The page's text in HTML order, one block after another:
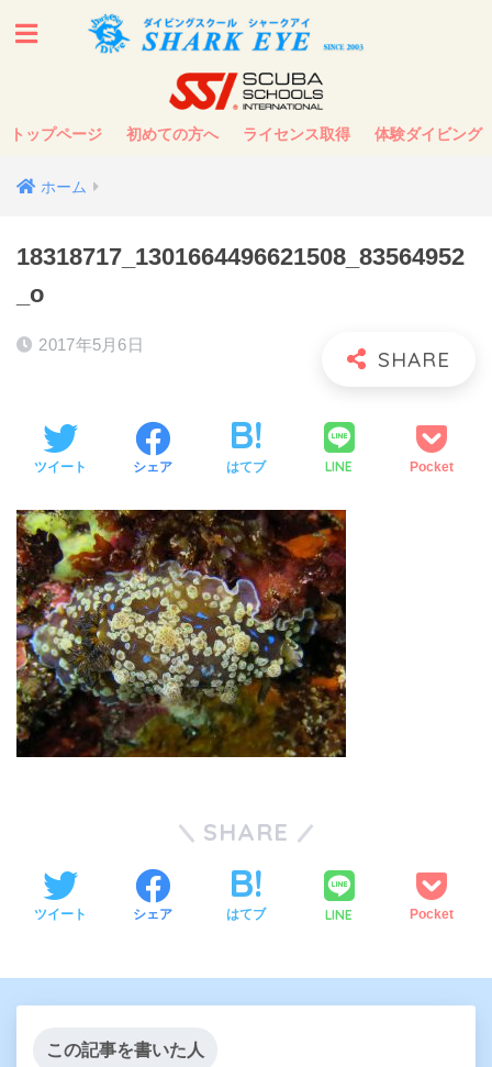
トップページ 初めての方へ ライセンス取得 体験ダイビング
ホーム
18318717_1301664496621508_83564952
_o
2017年5月6日
ツイート シェア はてブ LINE Pocket
SHARE
ツイート シェア はてブ LINE Pocket
この記事を書いた人